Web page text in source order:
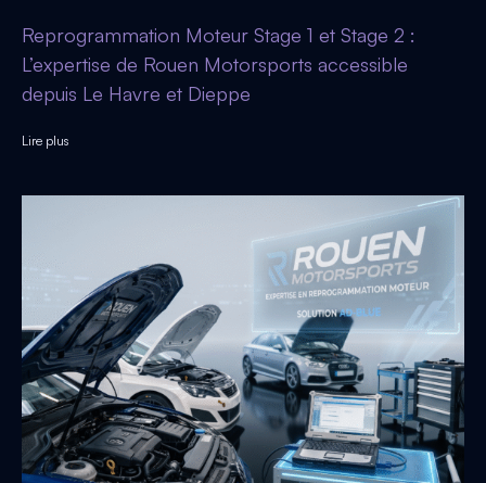
Reprogrammation Moteur Stage 1 et Stage 2 :
L’expertise de Rouen Motorsports accessible
depuis Le Havre et Dieppe
Lire plus